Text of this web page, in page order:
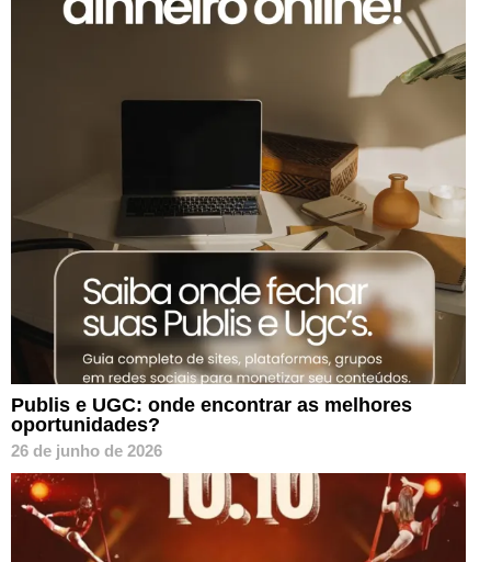
Publis e UGC: onde encontrar as melhores
oportunidades?
26 de junho de 2026